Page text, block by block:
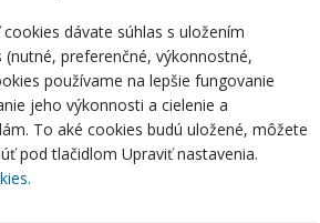
dávate súhlas s uložením
(nutné, preferenčné, výkonnostné,
používame na lepšie fungovanie
jeho výkonnosti a cielenie a
To aké cookies budú uložené, môžete
pod tlačidlom Upraviť nastavenia.